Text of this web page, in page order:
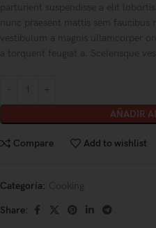
parturient suspendisse a elit
nunc praesent mattis sem faucibus
vestibulum a magnis ullamcorper
a torquent feugiat a. Scelerisque
AÑADIR
Compare Add to wishlist
Categoría: Cooking
Share: